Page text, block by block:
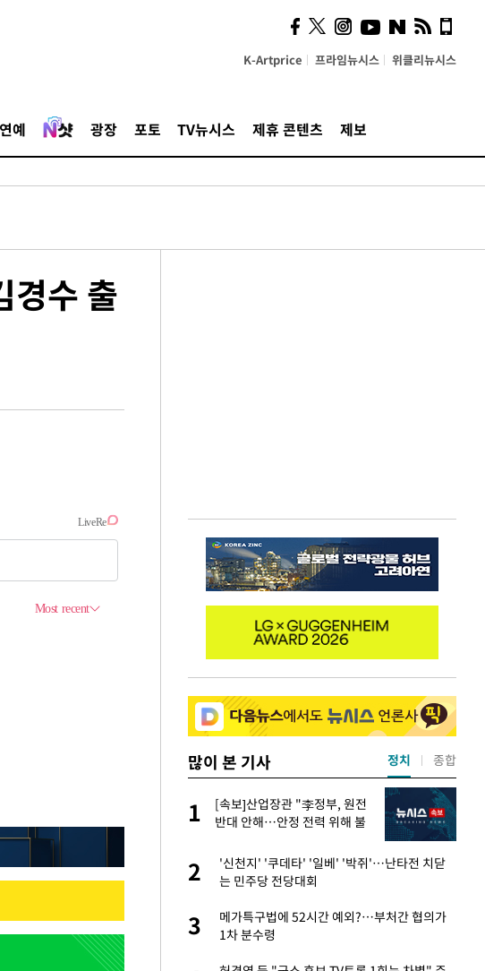
K-Artprice 프라임뉴시스 위클리뉴시스
연예 광장 포토 TV뉴시스 제휴 콘텐츠 제보
수 출
많이 본 기사
업에 'AI 옷' 입힌다…AI 로봇 연
급 추진
준원 "심판대 올라…많이 걱정
1
[속보]산업장관 "李정부, 원전
반대 안해…안정 전력 위해 불
2
'신천지' '쿠데타' '일베' '박쥐'…난타전 치닫
는 민주당 전당대회
3
메가특구법에 52시간 예외?…부처간 협의가
1차 분수령
정치 종합